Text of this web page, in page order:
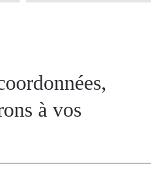
à vos